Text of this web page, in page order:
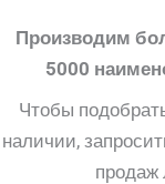
Производим
5000
Чтобы
наличии,